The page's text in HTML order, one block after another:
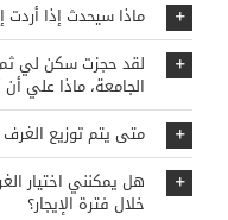
ماذا سيحدث إذا أردت
لقد حجزت سكن لي
الجامعة، ماذا علي
متى يتم توزيع الغرف
هل يمكنني اختيار
خلال فترة الإيجار؟